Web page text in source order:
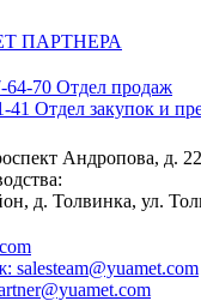
ПАРТНЕРА
64-70 Отдел продаж
41 Отдел закупок и
Андропова, д. 22
д. Толвинка, ул.
salesteam@yuamet.com